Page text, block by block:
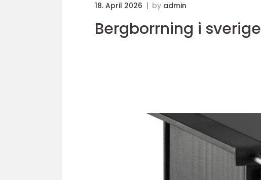
18. April 2026 by admin
Bergborrning i sverige